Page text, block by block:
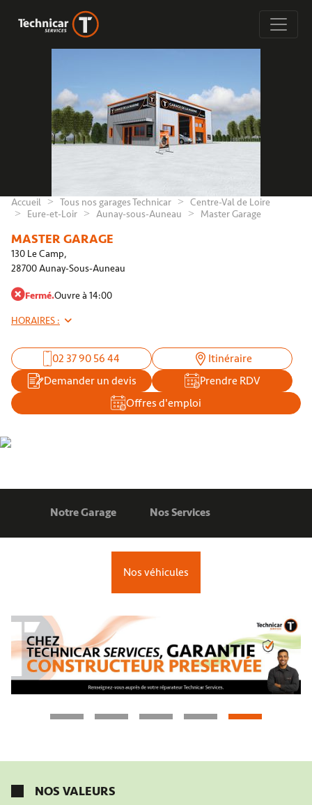
Accueil Tous nos garages Technicar
Centre-Val de Loire
Eure-et-Loir
Aunay-sous-Auneau Master Garage
MASTER GARAGE
130 Le Camp,
28700 Aunay-Sous-Auneau
Fermé.Ouvre à 14:00
HORAIRES :
02 37 90 56 44
Itinéraire
Demander un devis
Prendre RDV
Offres d'emploi
Notre Garage Nos Services
Nos véhicules
NOS VALEURS